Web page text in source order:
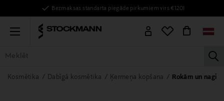
Bezmaksas standarta piegāde pirkumiem virs €120!
Menu
VISAS PRECES SIEVIETĒM VĪRIEŠIEM BĒRNIEM MĀJAI
Kosmētika Dabīgā kosmētika Ķermeņa kopšana Rokām un